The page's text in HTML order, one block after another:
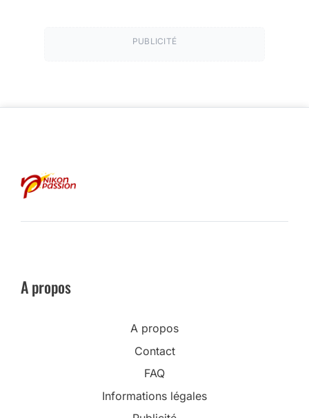
PUBLICITÉ
A propos
A propos
Contact
FAQ
Informations légales